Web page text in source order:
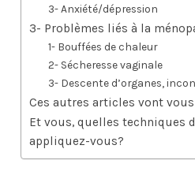
3- Anxiété/dépression
3- Problèmes liés à la
1- Bouffées de chaleur
2- Sécheresse vaginale
3- Descente d’organes,
Ces autres articles vont
Et vous, quelles techniques
appliquez-vous?